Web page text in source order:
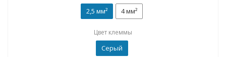
2,5 мм² 4 мм²
Цвет клеммы
Серый